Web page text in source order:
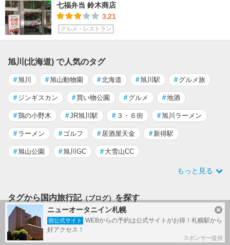
七福弁当 鈴木商店
3.21
グルメ・レストラン
旭川(北海道) で人気のタグ
#旭川 #旭山動物園 #北海道 #旭川駅 # グルメ旅
# ジンギスカン # 買い物公園 # グルメ #地酒
#鶏の小野木 #JR旭川駅 # ３・６街 #旭川ラーメン
# ラーメン # ゴルフ # 居酒屋天金 # 新得駅
#旭山公園 #旭川GC # 大雪山CC
もっと見る
タグから国内旅行記（ブログ）を探す
# 鉄道
タグ一覧
ニューオータニイン札幌
宿公式サイト
WEBからの予約は公式サイトがお得！札幌駅から
好アクセス！
スポンサー提供